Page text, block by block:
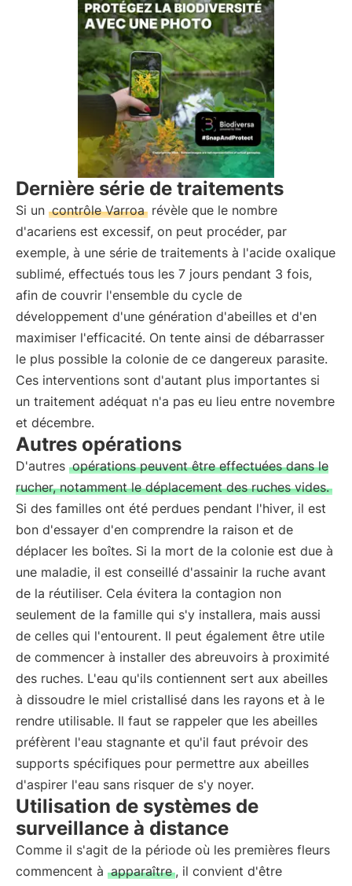
Dernière série de traitements
Si un contrôle Varroa révèle que le nombre
d'acariens est excessif, on peut procéder, par
exemple, à une série de traitements à l'acide oxalique
sublimé, effectués tous les 7 jours pendant 3 fois,
afin de couvrir l'ensemble du cycle de
développement d'une génération d'abeilles et d'en
maximiser l'efficacité. On tente ainsi de débarrasser
le plus possible la colonie de ce dangereux parasite.
Ces interventions sont d'autant plus importantes si
un traitement adéquat n'a pas eu lieu entre novembre
et décembre.
Autres opérations
D'autres opérations peuvent être effectuées dans le
rucher, notamment le déplacement des ruches vides.
Si des familles ont été perdues pendant l'hiver, il est
bon d'essayer d'en comprendre la raison et de
déplacer les boîtes. Si la mort de la colonie est due à
une maladie, il est conseillé d'assainir la ruche avant
de la réutiliser. Cela évitera la contagion non
seulement de la famille qui s'y installera, mais aussi
de celles qui l'entourent. Il peut également être utile
de commencer à installer des abreuvoirs à proximité
des ruches. L'eau qu'ils contiennent sert aux abeilles
à dissoudre le miel cristallisé dans les rayons et à le
rendre utilisable. Il faut se rappeler que les abeilles
préfèrent l'eau stagnante et qu'il faut prévoir des
supports spécifiques pour permettre aux abeilles
d'aspirer l'eau sans risquer de s'y noyer.
Utilisation de systèmes de
surveillance à distance
Comme il s'agit de la période où les premières fleurs
commencent à apparaître , il convient d'être